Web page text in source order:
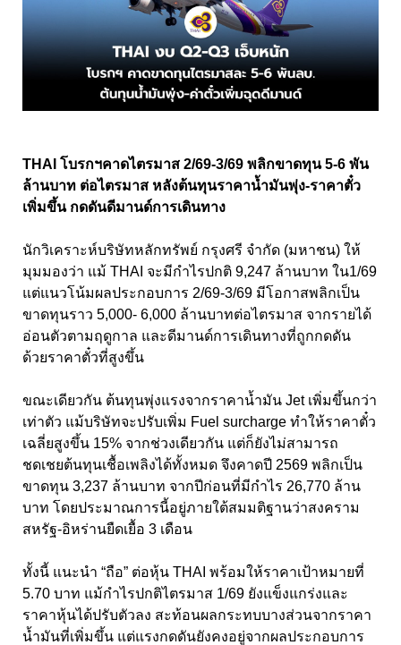
THAI โบรกฯคาดไตรมาส 2/69-3/69 พลิกขาดทุน 5-6 พัน
ล้านบาท ต่อไตรมาส หลังต้นทุนราคาน้ำมันพุ่ง-ราคาตั๋ว
เพิ่มขึ้น กดดันดีมานด์การเดินทาง
นักวิเคราะห์บริษัทหลักทรัพย์ กรุงศรี จำกัด (มหาชน) ให้
มุมมองว่า แม้ THAI จะมีกำไรปกติ 9,247 ล้านบาท ใน1/69
แต่แนวโน้มผลประกอบการ 2/69-3/69 มีโอกาสพลิกเป็น
ขาดทุนราว 5,000- 6,000 ล้านบาทต่อไตรมาส จากรายได้
อ่อนตัวตามฤดูกาล และดีมานด์การเดินทางที่ถูกกดดัน
ด้วยราคาตั๋วที่สูงขึ้น
ขณะเดียวกัน ต้นทุนพุ่งแรงจากราคาน้ำมัน Jet เพิ่มขึ้นกว่า
เท่าตัว แม้บริษัทจะปรับเพิ่ม Fuel surcharge ทำให้ราคาตั๋ว
เฉลี่ยสูงขึ้น 15% จากช่วงเดียวกัน แต่ก็ยังไม่สามารถ
ชดเชยต้นทุนเชื้อเพลิงได้ทั้งหมด จึงคาดปี 2569 พลิกเป็น
ขาดทุน 3,237 ล้านบาท จากปีก่อนที่มีกำไร 26,770 ล้าน
บาท โดยประมาณการนี้อยู่ภายใต้สมมติฐานว่าสงคราม
สหรัฐ-อิหร่านยืดเยื้อ 3 เดือน
ทั้งนี้ แนะนำ “ถือ” ต่อหุ้น THAI พร้อมให้ราคาเป้าหมายที่
5.70 บาท แม้กำไรปกติไตรมาส 1/69 ยังแข็งแกร่งและ
ราคาหุ้นได้ปรับตัวลง สะท้อนผลกระทบบางส่วนจากราคา
น้ำมันที่เพิ่มขึ้น แต่แรงกดดันยังคงอยู่จากผลประกอบการ